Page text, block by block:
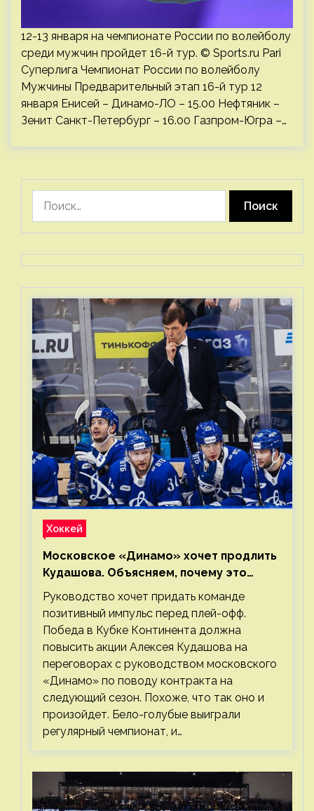
12-13 января на чемпионате России по волейболу
среди мужчин пройдет 16-й тур. © Sports.ru Pari
Суперлига Чемпионат России по волейболу
Мужчины Предварительный этап 16-й тур 12
января Енисей – Динамо-ЛО – 15.00 Нефтяник –
Зенит Санкт-Петербург – 16.00 Газпром-Югра –…
Хоккей
Московское «Динамо» хочет продлить
Кудашова. Объясняем, почему это
правильно
Руководство хочет придать команде
позитивный импульс перед плей-офф.
Победа в Кубке Континента должна
повысить акции Алексея Кудашова на
переговорах с руководством московского
«Динамо» по поводу контракта на
следующий сезон. Похоже, что так оно и
произойдет. Бело-голубые выиграли
регулярный чемпионат, и…